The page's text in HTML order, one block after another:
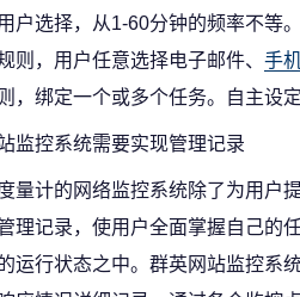
户选择，从1-60分钟的频率不等
则，用户任意选择电子邮件、 手
，绑定一个或多个任务。自主设
监控系统需要实现管理记录
量计的网络监控系统除了为用户
理记录，使用户全面掌握自己的
运行状态之中。群英网站监控系